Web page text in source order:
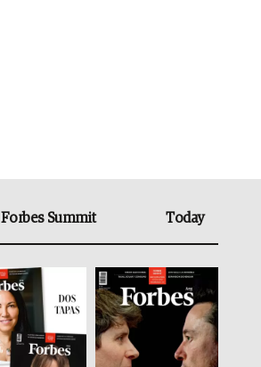
Forbes Summit Today